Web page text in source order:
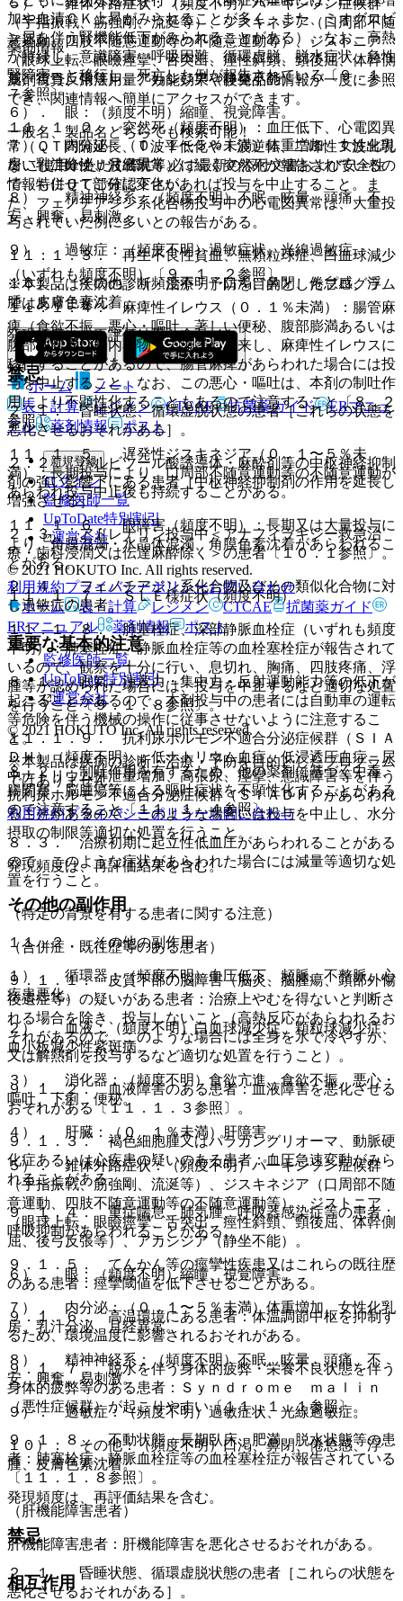
５）． 錐体外路症状：（頻度不明）パーキンソン症候群
（手指振戦、筋強剛、流涎等）、ジスキネジア（口周部不随
意運動、四肢不随意運動等の不随意運動等）、ジストニア
（眼球上転、眼瞼痙攣、舌突出、痙性斜頸、頸後屈、体幹側
屈、後弓反張等）、アカシジア（静坐不能）。
６）． 眼：（頻度不明）縮瞳、視覚障害。
７）． 内分泌：（０．１〜５％未満）体重増加、女性化乳
房、乳汁分泌、月経異常。
８）． 精神神経系：（頻度不明）不眠、眩暈、頭痛、不
安、興奮、易刺激。
９）． 過敏症：（頻度不明）過敏症状、光線過敏症。
１０）． その他：（頻度不明）口渇、鼻閉、倦怠感、浮
腫、皮膚色素沈着。
発現頻度は、再評価結果を含む。
禁忌
２．１． 昏睡状態、循環虚脱状態の患者［これらの状態を
悪化させるおそれがある］。
２．２． バルビツール酸誘導体・麻酔剤等の中枢神経抑制
剤の強い影響下にある患者［中枢神経抑制剤の作用を延長し
増強させる］。
２．３． アドレナリン投与中＜アナフィラキシー救急治
療・歯科浸潤又は伝達麻酔除く＞の患者〔１０．１参照〕。
２．４． フェノチアジン系化合物及びその類似化合物に対
し過敏症の患者。
重要な基本的注意
８．１． 眠気、注意力・集中力・反射運動能力等の低下が
起こることがあるので、本剤投与中の患者には自動車の運転
等危険を伴う機械の操作に従事させないように注意するこ
と。
８．２． 制吐作用を有するため、他の薬剤に基づく中毒、
腸閉塞、脳腫瘍等による嘔吐症状を不顕性化することがある
ので注意すること〔１１．１．４参照〕。
８．３． 治療初期に起立性低血圧があらわれることがある
ので、このような症状があらわれた場合には減量等適切な処
置を行うこと。
（特定の背景を有する患者に関する注意）
（合併症・既往歴等のある患者）
９．１．１． 皮質下部の脳障害（脳炎、脳腫瘍、頭部外傷
後遺症等）の疑いがある患者：治療上やむを得ないと判断さ
れる場合を除き、投与しないこと（高熱反応があらわれるお
それがあるので、このような場合には全身を氷で冷やすか、
又は解熱剤を投与するなど適切な処置を行うこと）。
９．１．２． 血液障害のある患者：血液障害を悪化させる
おそれがある〔１１．１．３参照〕。
９．１．３． 褐色細胞腫又はパラガングリオーマ、動脈硬
化症あるいは心疾患の疑いのある患者：血圧急速変動がみら
れることがある。
９．１．４． 重症喘息、肺気腫、呼吸器感染症等の患者：
呼吸抑制があらわれることがある。
９．１．５． てんかん等の痙攣性疾患又はこれらの既往歴
のある患者：痙攣閾値を低下させることがある。
９．１．６． 高温環境にある患者：体温調節中枢を抑制す
るため、環境温度に影響されるおそれがある。
９．１．７． 脱水を伴う身体的疲弊・栄養不良状態を伴う
身体的疲弊等のある患者：Ｓｙｎｄｒｏｍｅ ｍａｌｉｎ
（悪性症候群）が起こりやすい〔１１．１．１参照〕。
９．１．８． 不動状態、長期臥床、肥満、脱水状態等の患
者：肺塞栓症、静脈血栓症等の血栓塞栓症が報告されている
〔１１．１．８参照〕。
（肝機能障害患者）
肝機能障害患者：肝機能障害を悪化させるおそれがある。
相互作用
加や血清ＣＫ上昇がみられることが多く、また、ミオグロビ
ン尿を伴う腎機能低下がみられることがある）、なお、高熱
が持続し、意識障害、呼吸困難、循環虚脱、脱水症状、急性
腎障害へと移行し、死亡した例が報告されている〔９．１．
７参照〕。
１１．１．２． 突然死（頻度不明）：血圧低下、心電図異
常（ＱＴ間隔延長、Ｔ波平低化やＴ波逆転、二峰性Ｔ波出現
ないし二峰性Ｕ波出現等）に続く突然死が報告されているの
で、特にＱＴ部分に変化があれば投与を中止すること。ま
た、フェノチアジン系化合物投与中の心電図異常は、大量投
与されていた例に多いとの報告がある。
１１．１．３． 再生不良性貧血、無顆粒球症、白血球減少
（いずれも頻度不明）〔９．１．２参照〕。
１１．１．４． 麻痺性イレウス（０．１％未満）：腸管麻
痺（食欲不振、悪心・嘔吐、著しい便秘、腹部膨満あるいは
腹部弛緩及び腸内容物うっ滞等）を来し、麻痺性イレウスに
移行することがあるので、腸管麻痺があらわれた場合には投
与を中止すること。なお、この悪心・嘔吐は、本剤の制吐作
用により不顕性化することもあるので注意すること〔８．２
参照〕。
１１．１．５． 遅発性ジスキネジア（０．１〜５％未
満）：長期投与により、口周部不随意運動等の不随意運動が
あらわれ投与中止後も持続することがある。
１１．１．６． 眼障害（頻度不明）：長期又は大量投与に
より、角膜混濁・水晶体混濁、角膜色素沈着があらわれるこ
とがある。
１１．１．７． ＳＬＥ様症状（頻度不明）。
１１．１．８． 肺塞栓症、深部静脈血栓症（いずれも頻度
不明）：肺塞栓症、静脈血栓症等の血栓塞栓症が報告されて
いるので、観察を十分に行い、息切れ、胸痛、四肢疼痛、浮
腫等が認められた場合には、投与を中止するなど適切な処置
を行うこと〔９．１．８参照〕。
１１．１．９． 抗利尿ホルモン不適合分泌症候群（ＳＩＡ
ＤＨ）（頻度不明）：低ナトリウム血症、低浸透圧血症、尿
中ナトリウム排泄量増加、高張尿、痙攣、意識障害等を伴う
抗利尿ホルモン不適合分泌症候群（ＳＩＡＤＨ）があらわれ
ることがあるので、このような場合には投与を中止し、水分
摂取の制限等適切な処置を行うこと。
発現頻度は、再評価結果を含む。
その他の副作用
１１．２． その他の副作用
１）． 循環器：（頻度不明）血圧低下、頻脈、不整脈、心
疾患悪化。
２）． 血液：（頻度不明）白血球減少症、顆粒球減少症、
血小板減少性紫斑病。
３）． 消化器：（頻度不明）食欲亢進、食欲不振、悪心・
嘔吐、下痢、便秘。
４）． 肝臓：（０．１％未満）肝障害。
５）． 錐体外路症状：（頻度不明）パーキンソン症候群
（手指振戦、筋強剛、流涎等）、ジスキネジア（口周部不随
意運動、四肢不随意運動等の不随意運動等）、ジストニア
（眼球上転、眼瞼痙攣、舌突出、痙性斜頸、頸後屈、体幹側
屈、後弓反張等）、アカシジア（静坐不能）。
６）． 眼：（頻度不明）縮瞳、視覚障害。
７）． 内分泌：（０．１〜５％未満）体重増加、女性化乳
房、乳汁分泌、月経異常。
８）． 精神神経系：（頻度不明）不眠、眩暈、頭痛、不
安、興奮、易刺激。
９）． 過敏症：（頻度不明）過敏症状、光線過敏症。
１０）． その他：（頻度不明）口渇、鼻閉、倦怠感、浮
腫、皮膚色素沈着。
発現頻度は、再評価結果を含む。
禁忌
２．１． 昏睡状態、循環虚脱状態の患者［これらの状態を
悪化させるおそれがある］。
薬剤情報
薬剤写真、用法用量、効能効果や後発品の情報が一度に参照
でき、関連情報へ簡単にアクセスができます。
一般名、製品名どちらでも検索可能！
※ ご使用いただく際に、必ず最新の添付文書および安全性
情報も併せてご確認下さい。
※本製品は疾病の診断・治療・予防を目的としたプログラム
ではありません。
ホーム
ノート
表・計算
レジメン CTCAE 抗菌薬ガイド
ERマニュ
アル
薬剤情報 ポスト
新規登録
ログイン
監修医師一覧
UpToDate特別割引
運営会社
© 2021 HOKUTO Inc. All rights reserved.
利用規約プライバシーポリシーお問い合わせ
ホーム
表・計算 レジメン CTCAE
抗菌薬ガイド
ERマニュアル
薬剤情報 ポスト
監修医師一覧
UpToDate特別割引
運営会社
© 2021 HOKUTO Inc. All rights reserved.
※本製品は疾病の診断・治療・予防を目的としたプログラム
ではありません。
利用規約プライバシーポリシーお問い合わせ